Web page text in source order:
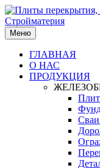
Меню
ГЛАВНАЯ
О НАС
ПРОДУКЦИЯ